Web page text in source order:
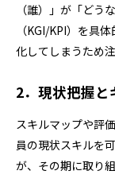
（誰）」が「どう
（KGI/KPI）を具
化してしまうため
2．現状把握
スキルマップや評
員の現状スキルを
が、その期に取り